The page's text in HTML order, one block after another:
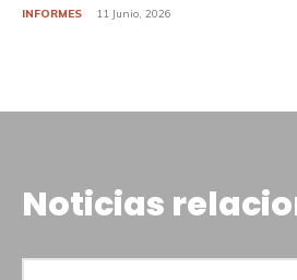
INFORMES 11 Junio, 2026
Noticias